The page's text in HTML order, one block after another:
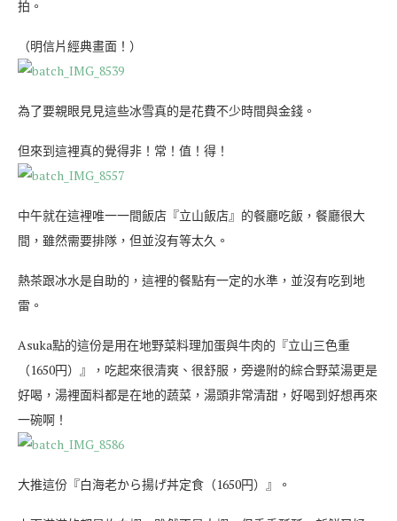
拍。
（明信片經典畫面！）
為了要親眼見見這些冰雪真的是花費不少時間與金錢。
但來到這裡真的覺得非！常！值！得！
中午就在這裡唯一一間飯店『立山飯店』的餐廳吃飯，餐廳很大
間，雖然需要排隊，但並沒有等太久。
熱茶跟冰水是自助的，這裡的餐點有一定的水準，並沒有吃到地
雷。
Asuka點的這份是用在地野菜料理加蛋與牛肉的『立山三色重
（1650円）』，吃起來很清爽、很舒服，旁邊附的綜合野菜湯更是
好喝，湯裡面料都是在地的蔬菜，湯頭非常清甜，好喝到好想再來
一碗啊！
大推這份『白海老から揚げ丼定食（1650円）』。